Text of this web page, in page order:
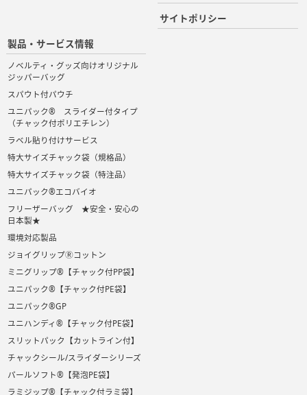
製品・サービス情報
ノベルティ・グッズ向けオリジナル
ジッパーバッグ
スパウト付パウチ
ユニパック® スライダー付タイプ
（チャック付ポリエチレン）
ラベル貼り付けサービス
特大サイズチャック袋（規格品）
特大サイズチャック袋（特注品）
ユニパック®エコバイオ
フリーザーバッグ ★安全・安心の
日本製★
環境対応製品
ジョイグリップⓇコットン
ミニグリップ®【チャック付PP袋】
ユニパック®【チャック付PE袋】
ユニパック®GP
ユニハンディ®【チャック付PE袋】
スリットパック【カットライン付】
チャックシール/スライダーシリーズ
パールソフト®【発泡PE袋】
ラミジップ®【チャック付ラミ袋】
サイトポリシー